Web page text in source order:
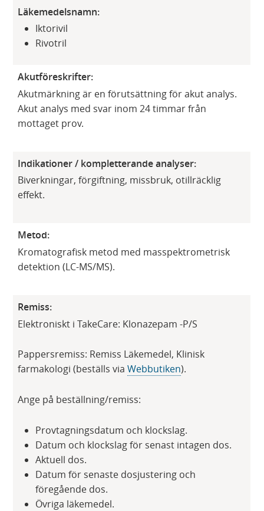
Läkemedelsnamn:
Iktorivil
Rivotril
Akutföreskrifter:
Akutmärkning är en förutsättning för akut analys.
Akut analys med svar inom 24 timmar från
mottaget prov.
Indikationer / kompletterande analyser:
Biverkningar, förgiftning, missbruk, otillräcklig
effekt.
Metod:
Kromatografisk metod med masspektrometrisk
detektion (LC-MS/MS).
Remiss:
Elektroniskt i TakeCare: Klonazepam -P/S
Pappersremiss: Remiss Läkemedel, Klinisk
farmakologi (beställs viaWebbutiken​).
Ange på beställning/remiss:​​​
Provtagningsdatum och klockslag​​​.
Datum och klockslag för senast intagen dos.
Aktuell dos.
Datum för senaste dosjustering och
föregående dos.
Övriga läkemedel.